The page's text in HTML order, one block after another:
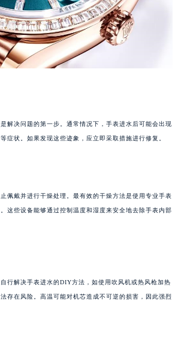
解决问题的第一步。通常情况下，手表进水后可能会出现
症状。如果发现这些迹象，应立即采取措施进行修复。
佩戴并进行干燥处理。最有效的干燥方法是使用专业手表
这些设备能够通过控制温度和湿度来安全地去除手表内部
行解决手表进水的DIY方法，如使用吹风机或热风枪加热
存在风险。高温可能对机芯造成不可逆的损害，因此强烈